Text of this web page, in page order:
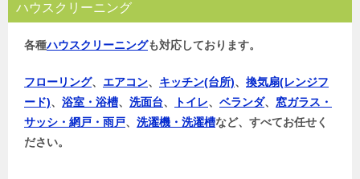
ハウスクリーニング
各種ハウスクリーニングも対応しております。
フローリング、 エアコン、 キッチン(台所)、 換気扇(レンジフ
ード)、 浴室・浴槽、 洗面台、 トイレ、 ベランダ、 窓ガラス・
サッシ・網戸・雨戸、 洗濯機・洗濯槽など、すべてお任せく
ださい。